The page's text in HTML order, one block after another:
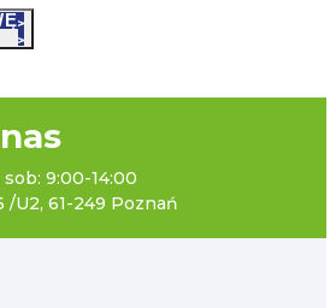
9:00-14:00
U2, 61-249 Poznań